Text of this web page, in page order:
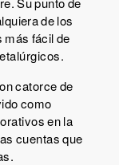
de los
más fácil de
catorce de
como
en la
cuentas que